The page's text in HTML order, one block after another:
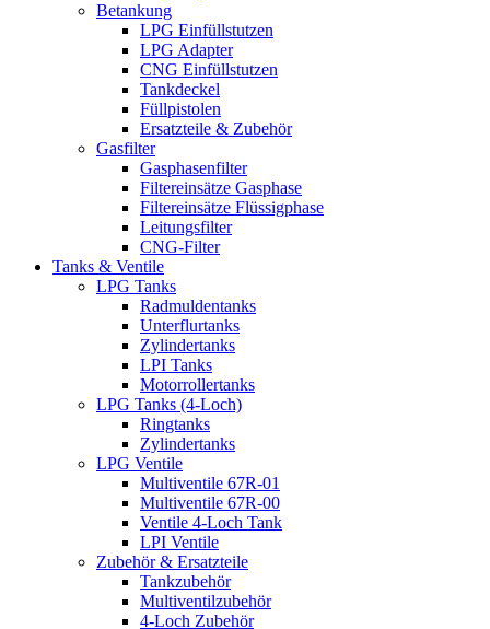
Betankung
LPG Einfüllstutzen
LPG Adapter
CNG Einfüllstutzen
Tankdeckel
Füllpistolen
Ersatzteile & Zubehör
Gasfilter
Gasphasenfilter
Filtereinsätze Gasphase
Filtereinsätze Flüssigphase
Leitungsfilter
CNG-Filter
Tanks & Ventile
LPG Tanks
Radmuldentanks
Unterflurtanks
Zylindertanks
LPI Tanks
Motorrollertanks
LPG Tanks (4-Loch)
Ringtanks
Zylindertanks
LPG Ventile
Multiventile 67R-01
Multiventile 67R-00
Ventile 4-Loch Tank
LPI Ventile
Zubehör & Ersatzteile
Tankzubehör
Multiventilzubehör
4-Loch Zubehör